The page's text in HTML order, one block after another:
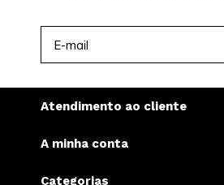
Atendimento ao cliente
A minha conta
Categorias